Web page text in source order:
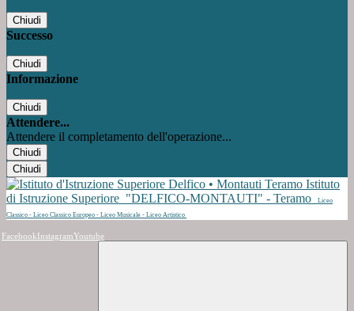
Chiudi
Successo
Chiudi
Informazione
Chiudi
Attendere...
Attendere il completamento dell'operazione...
Chiudi
Chiudi
Istituto
di Istruzione Superiore "DELFICO-MONTAUTI" - Teramo
Liceo
Classico - Liceo Classico Europeo - Liceo Musicale - Liceo Artistico
Facebook InstagramYoutube